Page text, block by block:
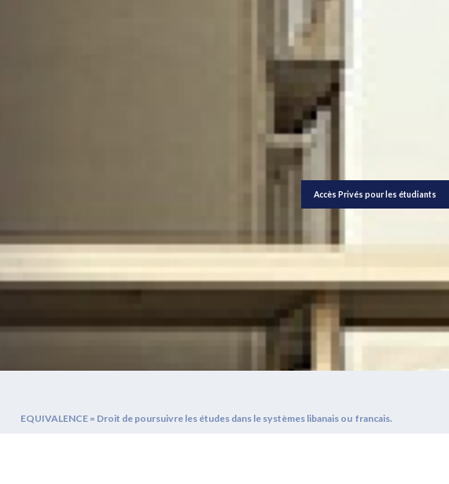
Accès Privés pour les étudiants
EQUIVALENCE = Droit de poursuivre les études dans le systèmes libanais ou francais.